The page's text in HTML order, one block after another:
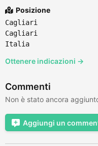
Posizione
Cagliari
Cagliari
Italia
Ottenere indicazioni →
Commenti
Non è stato ancora
Aggiungi un